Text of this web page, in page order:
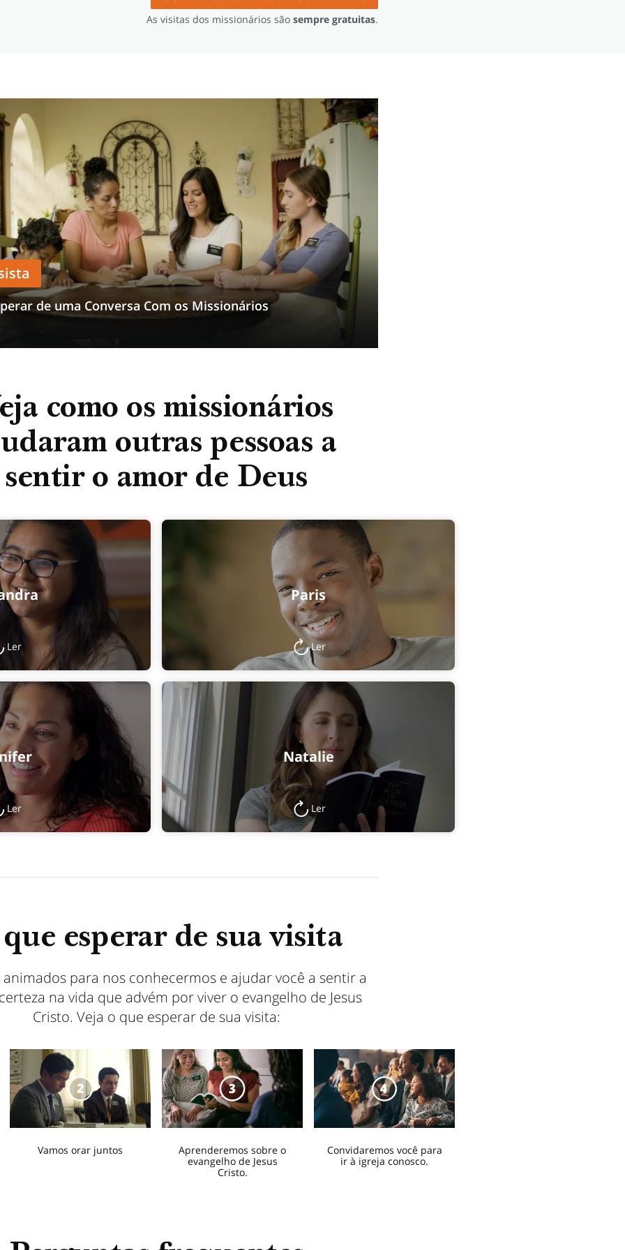
As visitas dos missionários são sempre gratuitas.
de uma Conversa Com os Missionários
como os missionários
outras pessoas a
sentir o amor de Deus
Ler
Paris
Ler
Ler
Natalie
Ler
esperar de sua visita
animados para nos conhecermos e ajudar você a sentir a
na vida que advém por viver o evangelho de Jesus
Cristo. Veja o que esperar de sua visita:
Vamos orar juntos
Aprenderemos sobre o
evangelho de Jesus
Cristo.
Convidaremos você para
ir à igreja conosco.